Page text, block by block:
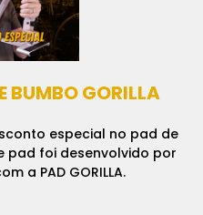
BUMBO GORILLA
especial no pad de
pad foi desenvolvido por
a PAD GORILLA.